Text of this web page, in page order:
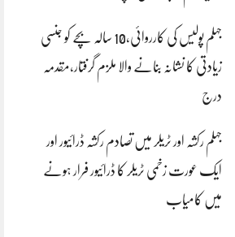
جہلم پولیس کی کارروائی،10 سالہ بچے کو جنسی
زیادتی کا نشانہ بنانے والا ملزم گرفتار،مقدمہ
درج
جہلم رکشہ اور ٹریلر میں تصادم رکشہ ڈرائیور اور
ایک عورت زخمی ٹریلر کا ڈرائیور فرار ہونے
میں کامیاب